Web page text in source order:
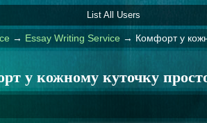
List All Users
→ Essay Writing Service → Комфорт у
у кожному куточку